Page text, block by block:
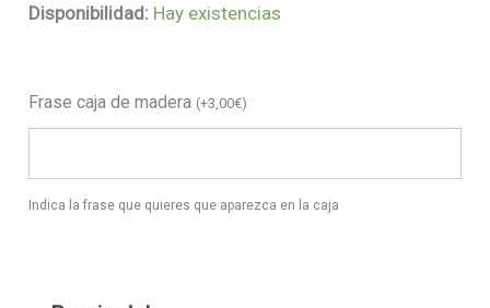
Disponibilidad: Hay existencias
Frase caja de madera (+3,00€)
Indica la frase que quieres que aparezca en la caja